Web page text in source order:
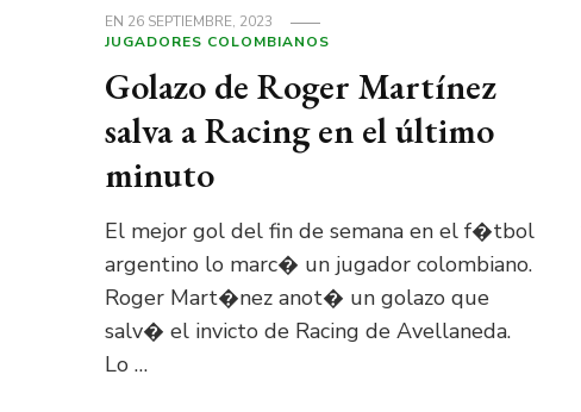
EN 26 SEPTIEMBRE, 2023
JUGADORES COLOMBIANOS
Golazo de Roger Martínez
salva a Racing en el último
minuto
El mejor gol del fin de semana en el f�tbol
argentino lo marc� un jugador colombiano.
Roger Mart�nez anot� un golazo que
salv� el invicto de Racing de Avellaneda.
Lo …